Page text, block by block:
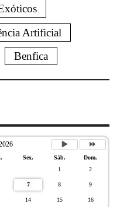
Artificial
Benfica
Sex. Sáb.
Dom.
1
2
7 8 9
14 15 16